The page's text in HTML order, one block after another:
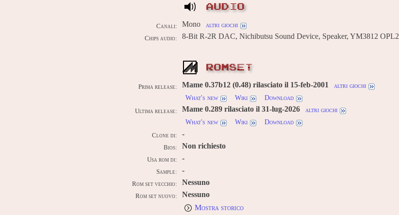
AUDIO
Canali: Mono altri giochi
Chips audio: 8-Bit R-2R DAC, Nichibutsu Sound Device, Speaker, YM3812 OPL2
ROMSET
Prima release: Mame 0.37b12 (0.48) rilasciato il 15-feb-2001
altri giochi
What's new
Wiki Download
Ultima release: Mame 0.289 rilasciato il 31-lug-2026
altri giochi
What's new
Wiki Download
Clone di: -
Bios: Non richiesto
Usa rom di: -
Sample: -
Rom set vecchio: Nessuno
Rom set nuovo:
Nessuno
Mostra storico